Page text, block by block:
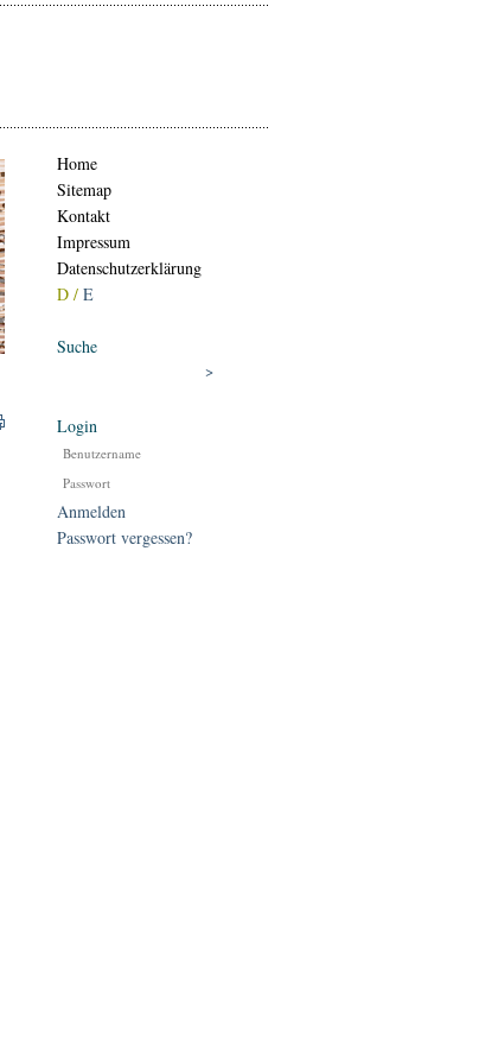
Home
Sitemap
Kontakt
Impressum
Datenschutzerklärung
D / E
Suche
Login
Anmelden
Passwort vergessen?